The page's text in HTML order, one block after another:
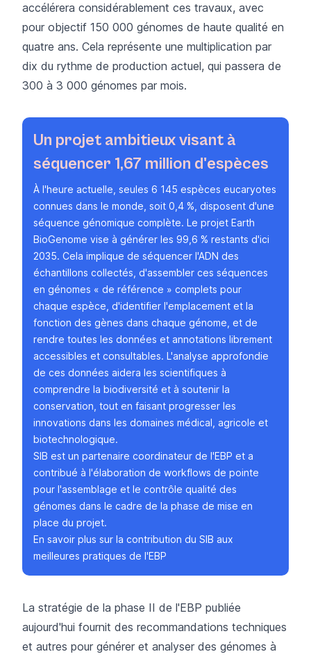
accélérera considérablement ces travaux, avec
pour objectif 150 000 génomes de haute qualité en
quatre ans. Cela représente une multiplication par
dix du rythme de production actuel, qui passera de
300 à 3 000 génomes par mois.
Un projet ambitieux visant à
séquencer 1,67 million d'espèces
À l'heure actuelle, seules 6 145 espèces eucaryotes
connues dans le monde, soit 0,4 %, disposent d'une
séquence génomique complète. Le projet Earth
BioGenome vise à générer les 99,6 % restants d'ici
2035. Cela implique de séquencer l'ADN des
échantillons collectés, d'assembler ces séquences
en génomes « de référence » complets pour
chaque espèce, d'identifier l'emplacement et la
fonction des gènes dans chaque génome, et de
rendre toutes les données et annotations librement
accessibles et consultables. L'analyse approfondie
de ces données aidera les scientifiques à
comprendre la biodiversité et à soutenir la
conservation, tout en faisant progresser les
innovations dans les domaines médical, agricole et
biotechnologique.
SIB est un partenaire coordinateur de l'EBP et a
contribué à l'élaboration de workflows de pointe
pour l'assemblage et le contrôle qualité des
génomes dans le cadre de la phase de mise en
place du projet.
En savoir plus sur la contribution du SIB aux
meilleures pratiques de l'EBP
La stratégie de la phase II de l'EBP publiée
aujourd'hui fournit des recommandations techniques
et autres pour générer et analyser des génomes à